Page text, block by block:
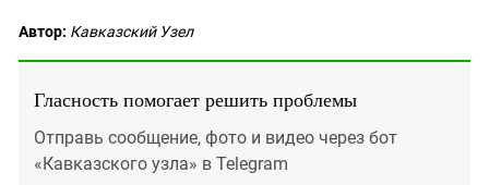
Автор: Кавказский Узел
Гласность помогает решить проблемы
Отправь сообщение, фото и видео через бот
«Кавказского узла» в Telegram